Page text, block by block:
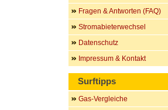
Fragen & Antworten (FAQ)
Stromabieterwechsel
Datenschutz
Impressum & Kontakt
Surftipps
Gas-Vergleiche